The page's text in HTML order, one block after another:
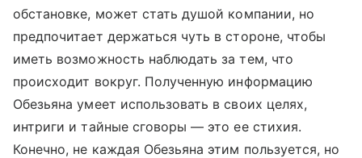
обстановке, может стать душой компании, но
предпочитает держаться чуть в стороне, чтобы
иметь возможность наблюдать за тем, что
происходит вокруг. Полученную информацию
Обезьяна умеет использовать в своих целях,
интриги и тайные сговоры — это ее стихия.
Конечно, не каждая Обезьяна этим пользуется, но